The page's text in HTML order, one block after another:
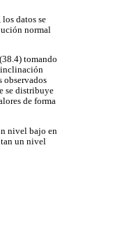
datos se
normal
tomando
inclinación
observados
se distribuye
de forma
nivel bajo en
un nivel